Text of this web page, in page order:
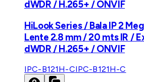
dWDR / H.265+ / ONVIF
HiLook Series / Bala IP 2
Lente 2.8 mm / 20 mts IR /
dWDR / H.265+ / ONVIF
IPC-B121H-CIPC-B121H-C